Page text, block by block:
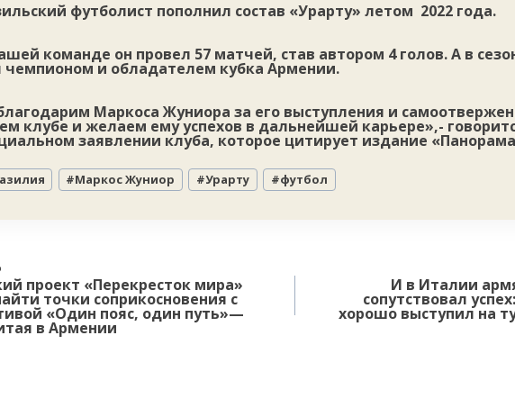
футболист пополнил состав «Урарту» летом 2022 года.
команде он провел 57 матчей, став автором 4 голов. А в
чемпионом и обладателем кубка Армении.
Маркоса Жуниора за его выступления и
клубе и желаем ему успехов в дальнейшей карьере»,-
заявлении клуба, которое цитирует издание
#Маркос Жуниор #Урарту #футбол
проект «Перекресток мира»
точки соприкосновения с
«Один пояс, один путь»—
в Армении
И в Италии
сопутствовал
хорошо выступил на